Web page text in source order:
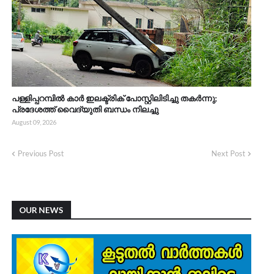
പള്ളിപ്പറമ്പിൽ കാർ ഇലക്ട്രിക് പോസ്റ്റിലിടിച്ചു തകർന്നു;
പ്രദേശത്ത് വൈദ്യുതി ബന്ധം നിലച്ചു
August 09, 2026
Previous Post Next Post
OUR NEWS